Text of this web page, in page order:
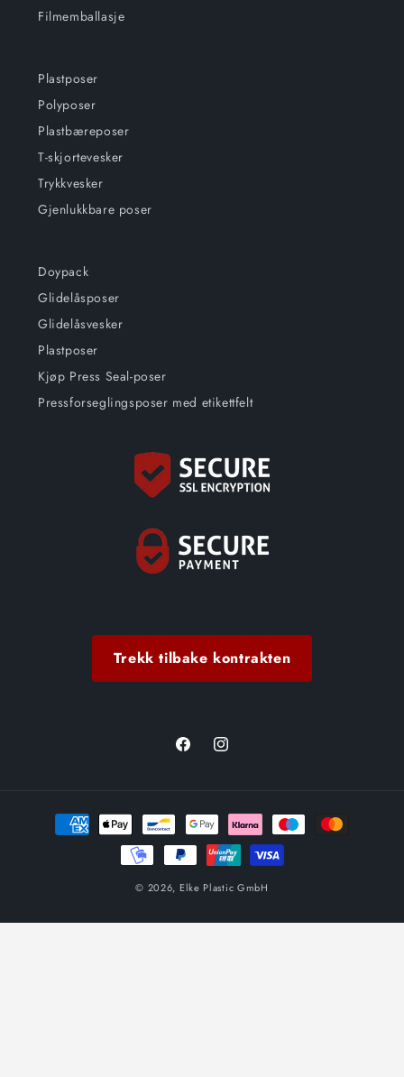
Filmemballasje
Plastposer
Polyposer
Plastbæreposer
T-skjortevesker
Trykkvesker
Gjenlukkbare poser
Doypack
Glidelåsposer
Glidelåsvesker
Plastposer
Kjøp Press Seal-poser
Pressforseglingsposer med etikettfelt
Trekk tilbake kontrakten
FacebookInstagram
Betalingsmetoder
© 2026, Elke Plastic GmbH